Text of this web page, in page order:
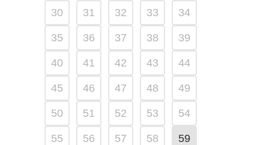
30 31 32 33 34
35 36 37 38 39
40 41 42 43 44
45 46 47 48 49
50 51 52 53 54
55 56 57 58 59